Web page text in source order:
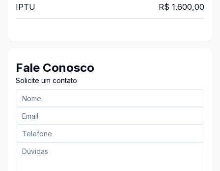
IPTU R$ 1.600,00
Fale Conosco
Solicite um contato